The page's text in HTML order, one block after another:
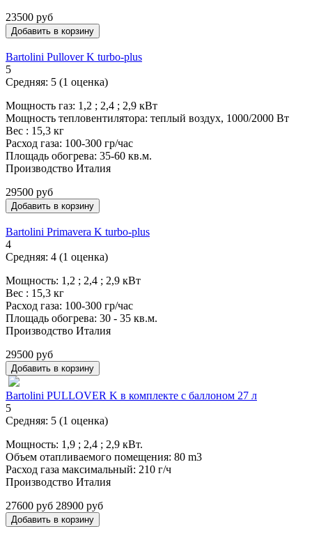
23500 руб
Bartolini Pullover K turbo-plus
5
Средняя: 5 (1 оценка)
Мощность газ: 1,2 ; 2,4 ; 2,9 кВт
Мощность тепловентилятора: теплый воздух, 1000/2000 Вт
Вес : 15,3 кг
Расход газа: 100-300 гр/час
Площадь обогрева: 35-60 кв.м.
Производство Италия
29500 руб
Bartolini Primavera K turbo-plus
4
Средняя: 4 (1 оценка)
Мощность: 1,2 ; 2,4 ; 2,9 кВт
Вес : 15,3 кг
Расход газа: 100-300 гр/час
Площадь обогрева: 30 - 35 кв.м.
Производство Италия
29500 руб
Bartolini PULLOVER K в комплекте с баллоном 27 л
5
Средняя: 5 (1 оценка)
Мощность: 1,9 ; 2,4 ; 2,9 кВт.
Объем отапливаемого помещения: 80 m3
Расход газа максимальный: 210 г/ч
Производство Италия
27600 руб 28900 руб